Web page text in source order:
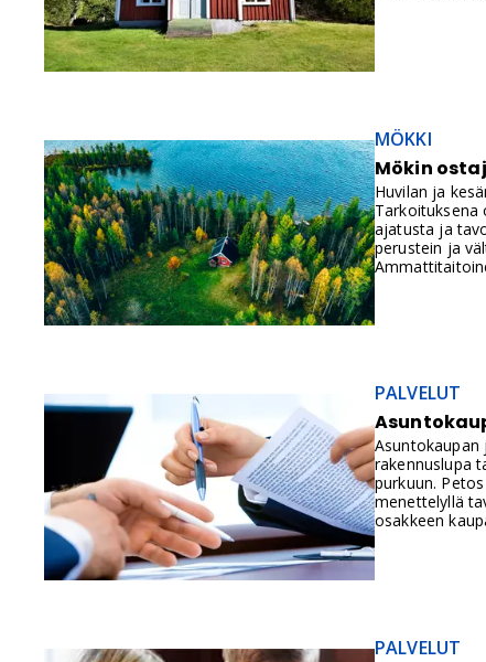
MÖKKI
Mökin
Huvilan ja
Tarkoituksena
ajatusta ja
perustein ja
PALVELUT
rakennuslupa
purkuun.
menettelyllä
osakkeen
PALVELUT